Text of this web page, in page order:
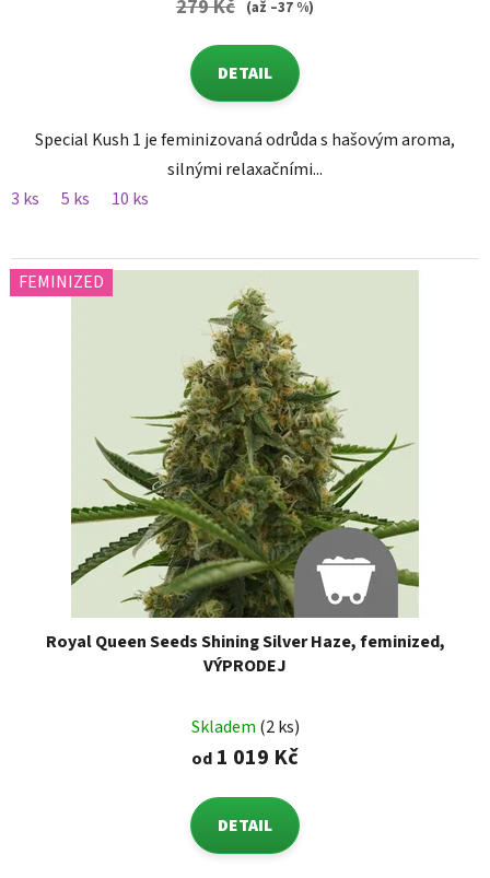
279 Kč (až –37 %)
DETAIL
Special Kush 1 je feminizovaná odrůda s hašovým aroma,
silnými relaxačními...
3 ks
5 ks 10 ks
FEMINIZED
Royal Queen Seeds Shining Silver Haze, feminized,
VÝPRODEJ
Skladem (2 ks)
od 1 019 Kč
DETAIL